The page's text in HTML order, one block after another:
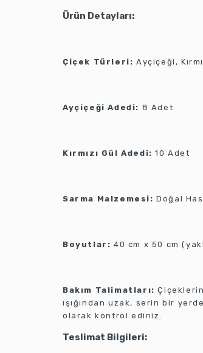
Ürün Detayları:
Çiçek Türleri: Ayçiçeği,
Ayçiçeği Adedi: 8 Adet
Kırmızı Gül Adedi: 10 Adet
Sarma Malzemesi: Doğal
Boyutlar: 40 cm x 50 cm
Bakım Talimatları:
ışığından uzak, serin bir
olarak kontrol ediniz.
Teslimat Bilgileri: